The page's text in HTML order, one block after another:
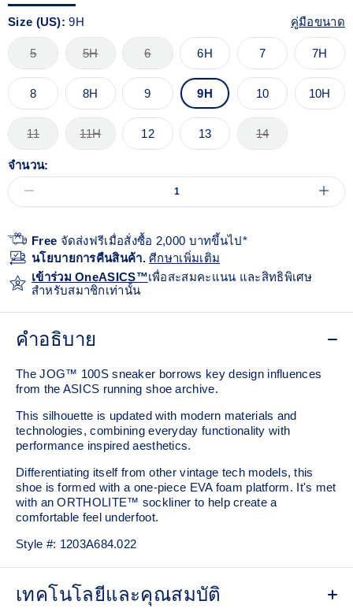
Size (US):9H คู่มือขนาด
5 5H 6 6H 7 7H
8 8H 9 9H 10 10H
11 11H 12 13 14
จำนวน:
Free จัดส่งฟรีเมื่อสั่งซื้อ 2,000 บาทขึ้นไป*
นโยบายการคืนสินค้า.ศีกษาเพิ่มเติม
เข้าร่วม OneASICS™เพื่อสะสมคะแนน และสิทธิพิเศษ
สำหรับสมาชิกเท่านั้น
คำอธิบาย
The JOG™ 100S sneaker borrows key design influences
from the ASICS running shoe archive.
This silhouette is updated with modern materials and
technologies, combining everyday functionality with
performance inspired aesthetics.
Differentiating itself from other vintage tech models, this
shoe is formed with a one-piece EVA foam platform. It's met
with an ORTHOLITE™ sockliner to help create a
comfortable feel underfoot.
Style #: 1203A684.022
เทคโนโลยีและคุณสมบัติ